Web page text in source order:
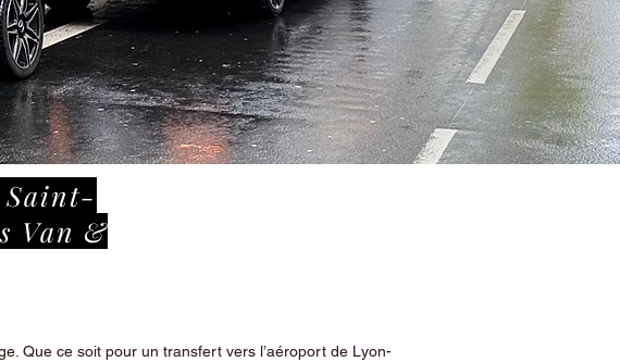
Saint-
Van &
Que ce soit pour un transfert vers l’aéroport de Lyon-